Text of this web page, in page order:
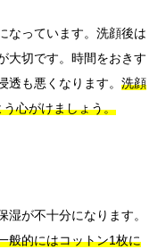
なっています。洗顔後は
大切です。時間をおきす
透も悪くなります。 洗顔
心がけましょう。
が不十分になります。
般的にはコットン1枚に